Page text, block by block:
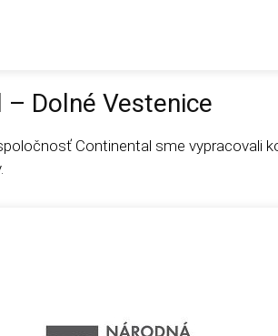
– Dolné Vestenice
Continental sme vypracovali